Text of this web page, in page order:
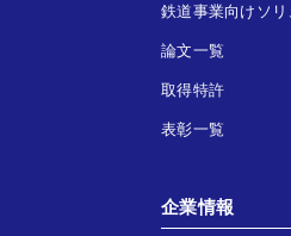
鉄道事業向けソリ
論文一覧
取得特許
表彰一覧
企業情報